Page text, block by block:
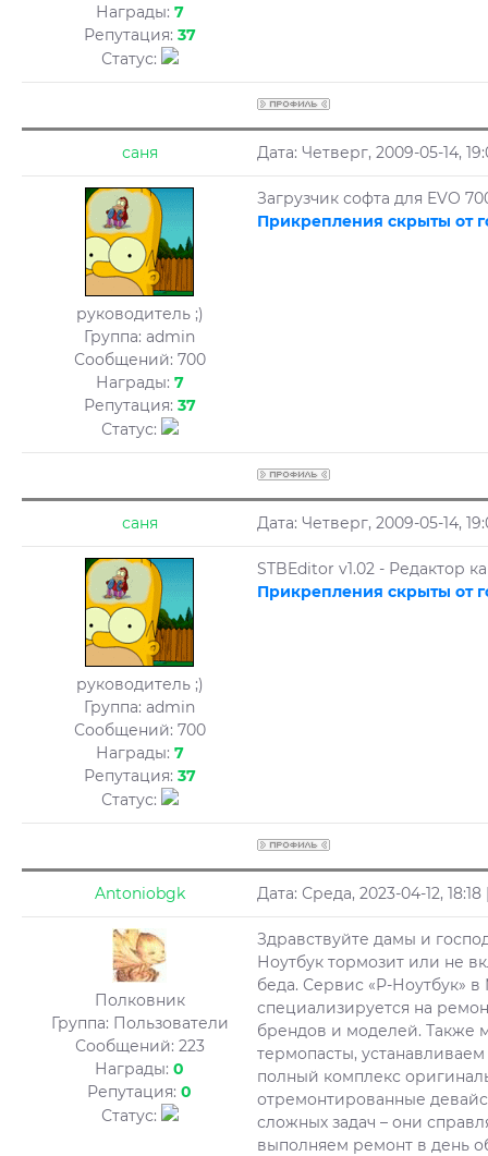
Награды: 7
Репутация: 37
Статус:
саня Дата: Четверг, 2009-05-14,
руководитель ;)
Группа: admin
Сообщений: 700
Награды: 7
Репутация: 37
Статус:
Загрузчик софта для EVO
Прикрепления скрыты от
саня Дата: Четверг, 2009-05-14,
руководитель ;)
Группа: admin
Сообщений: 700
Награды: 7
Репутация: 37
Статус:
STBEditor v1.02 - Редактор
Прикрепления скрыты от
Antoniobgk Дата: Среда, 2023-04-12,
Полковник
Группа: Пользователи
Сообщений: 223
Награды: 0
Репутация: 0
Статус:
Здравствуйте дамы и
Ноутбук тормозит или не
беда. Сервис «Р-Ноутбук»
специализируется на
брендов и моделей. Также
термопасты,
полный комплекс
отремонтированные
сложных задач – они
выполняем ремонт в день